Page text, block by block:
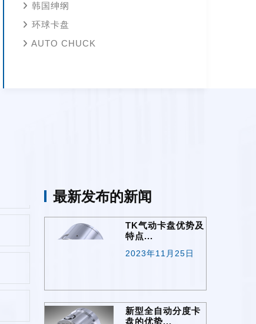
韩国绅纲
环球卡盘
AUTO CHUCK
最新发布的新闻
TK气动卡盘优势及
特点...
2023年11月25日
新型全自动分度卡
盘的优势...